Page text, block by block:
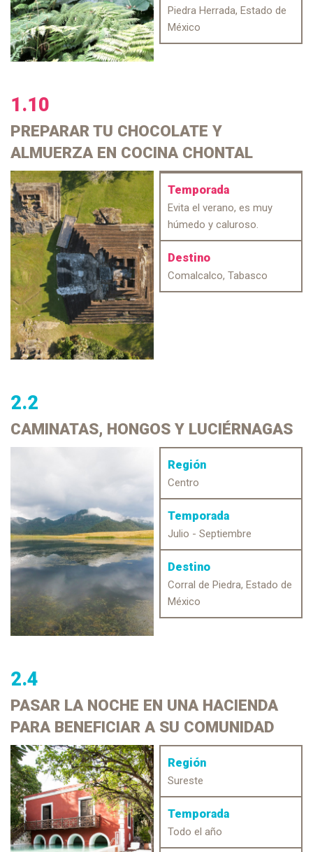
Piedra Herrada, Estado de
México
1.10
PREPARAR TU CHOCOLATE Y
ALMUERZA EN COCINA CHONTAL
Temporada
Evita el verano, es muy
húmedo y caluroso.
Destino
Comalcalco, Tabasco
2.2
CAMINATAS, HONGOS Y LUCIÉRNAGAS
Región
Centro
Temporada
Julio - Septiembre
Destino
Corral de Piedra, Estado de
México
2.4
PASAR LA NOCHE EN UNA HACIENDA
PARA BENEFICIAR A SU COMUNIDAD
Región
Sureste
Temporada
Todo el año